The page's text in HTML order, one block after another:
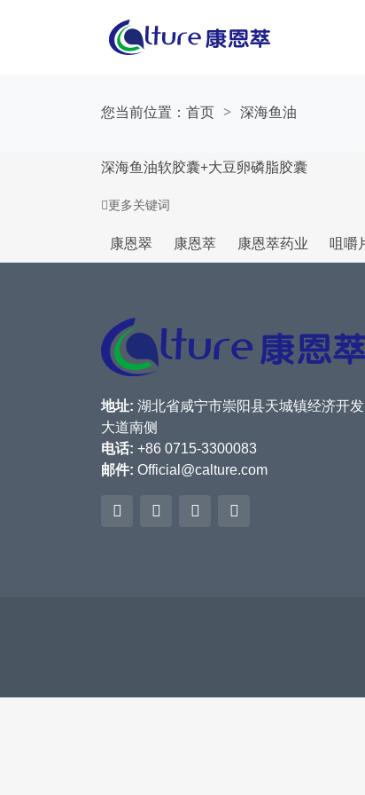
您当前位置： 首页 深海鱼油
深海鱼油软胶囊+大豆卵磷脂胶囊
更多关键词
康恩翠 康恩萃 康恩萃药业 咀嚼
地址: 湖北省咸宁市崇阳县天城镇经济开发
大道南侧
电话: +86 0715-3300083
邮件: Official@calture.com